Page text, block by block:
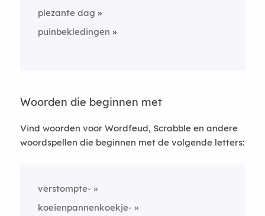
plezante dag
puinbekledingen
Woorden die beginnen met
Vind woorden voor Wordfeud, Scrabble en andere
woordspellen die beginnen met de volgende letters:
verstompte-
koeienpannenkoekje-